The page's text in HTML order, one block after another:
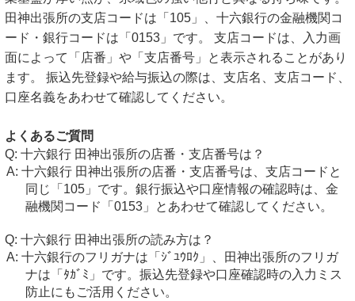
田神出張所の支店コードは「105」、十六銀行の金融機関コ
ード・銀行コードは「0153」です。 支店コードは、入力画
面によって「店番」や「支店番号」と表示されることがあり
ます。 振込先登録や給与振込の際は、支店名、支店コード、
口座名義をあわせて確認してください。
よくあるご質問
十六銀行 田神出張所の店番・支店番号は？
十六銀行 田神出張所の店番・支店番号は、支店コードと
同じ「105」です。銀行振込や口座情報の確認時は、金
融機関コード「0153」とあわせて確認してください。
十六銀行 田神出張所の読み方は？
十六銀行のフリガナは「ｼﾞﾕｳﾛｸ」、田神出張所のフリガ
ナは「ﾀｶﾞﾐ」です。振込先登録や口座確認時の入力ミス
防止にもご活用ください。